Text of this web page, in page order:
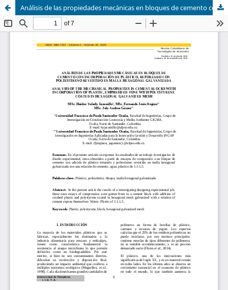
Análisis de las propiedades mecánicas en bloques de cemento con incorporación de plástico, reforzado con poliestireno revestido en malla hexagonal galvanizada